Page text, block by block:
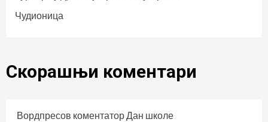
Чудионица
Скорашњи коментари
Вордпресов коментаторДан школе